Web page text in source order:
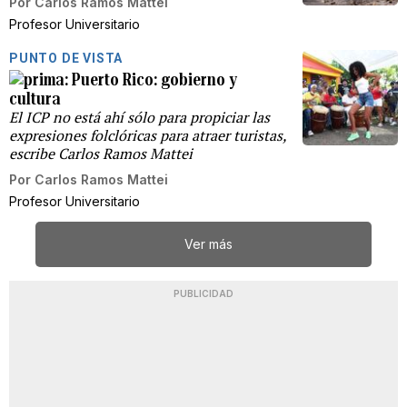
Profesor Universitario
PUNTO DE VISTA
Puerto Rico: gobierno y
cultura
El ICP no está ahí sólo para propiciar las
expresiones folclóricas para atraer turistas,
escribe Carlos Ramos Mattei
Por Carlos Ramos Mattei
Profesor Universitario
Ver más
PUBLICIDAD